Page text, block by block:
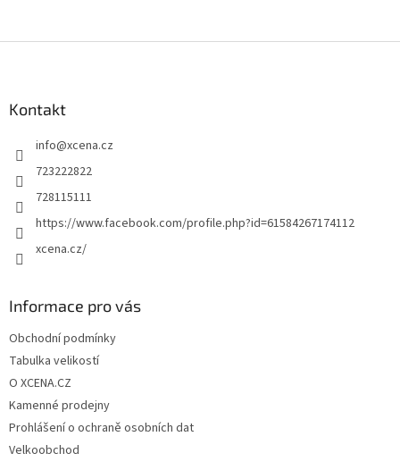
Kontakt
info@xcena.cz
723222822
728115111
https://www.facebook.com/profile.php?id=61584267174112
xcena.cz/
Informace pro vás
Obchodní podmínky
Tabulka velikostí
O XCENA.CZ
Kamenné prodejny
Prohlášení o ochraně osobních dat
Velkoobchod